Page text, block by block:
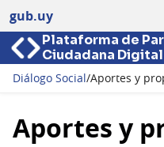
gub.uy
Plataforma de
Ciudadana Digital
Diálogo Social/Aportes y
Aportes y